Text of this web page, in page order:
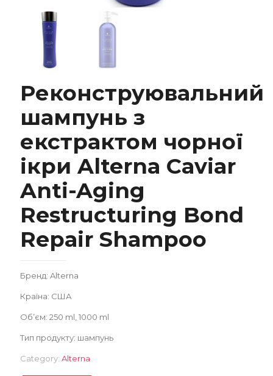
Реконструювальний
шампунь з
екстрактом чорної
ікри Alterna Caviar
Anti-Aging
Restructuring Bond
Repair Shampoo
Бренд: Alterna
Країна: США
Об’єм: 250 ml, 1000 ml
Тип продукту: шампунь
Category: Alterna
чорної ікри Alterna Caviar Anti-Aging
Restructuring Bond Repair Shampoo
Замовити
Записатися